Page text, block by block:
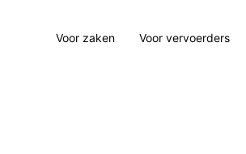
Voor zaken Voor vervoerders